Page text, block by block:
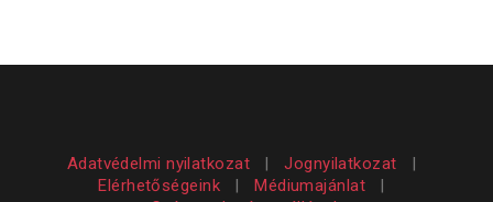
Adatvédelmi nyilatkozat |Jognyilatkozat |
Elérhetőségeink |Médiumajánlat |